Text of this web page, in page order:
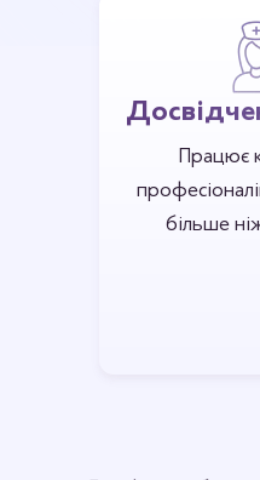
Працює
більше